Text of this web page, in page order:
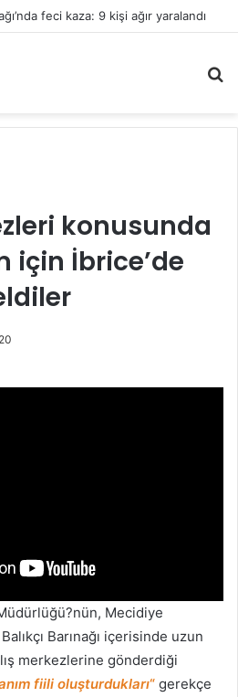
feci kaza: 9 kişi ağır yaralandı
...
konusunda
için İbrice’de
Mecidiye
Barınağı içerisinde uzun
merkezlerine gönderdiği
fiili oluşturdukları“ gerekçe